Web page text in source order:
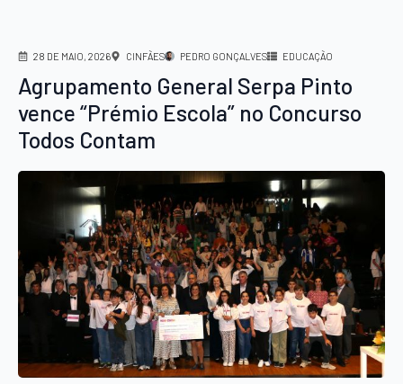
28 DE MAIO, 2026 CINFÃES PEDRO GONÇALVES EDUCAÇÃO
Agrupamento General Serpa Pinto
vence “Prémio Escola” no Concurso
Todos Contam